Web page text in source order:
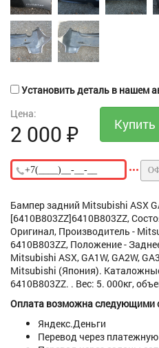
Установить деталь в нашем
Цена:
2 000 ₽
Бампер задний Mitsubishi ASX
[6410B803ZZ]6410B803ZZ,
Оригинал, Производитель -
6410B803ZZ, Положение -
Mitsubishi ASX, GA1W, GA2W,
Mitsubishi (Япония).
6410B803ZZ. . Вес: 5. 000кг,
Оплата возможна следующими
Яндекс.Деньги
Перевод через